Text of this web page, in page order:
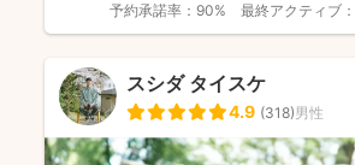
予約承諾率： 90% 最終アクティブ：
スシダ タイスケ
4.9 (318)男性